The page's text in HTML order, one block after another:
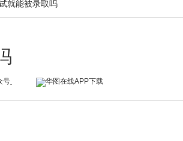
就能被录取吗